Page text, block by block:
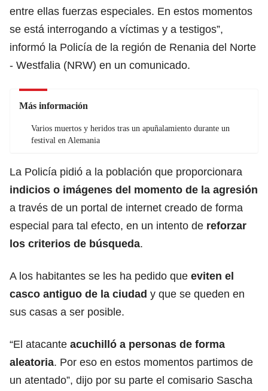
entre ellas fuerzas especiales. En estos momentos
se está interrogando a víctimas y a testigos”,
informó la Policía de la región de Renania del Norte
- Westfalia (NRW) en un comunicado.
Más información
Varios muertos y heridos tras un apuñalamiento durante un
festival en Alemania
La Policía pidió a la población que proporcionara
indicios o imágenes del momento de la agresión
a través de un portal de internet creado de forma
especial para tal efecto, en un intento de reforzar
los criterios de búsqueda.
A los habitantes se les ha pedido que eviten el
casco antiguo de la ciudad y que se queden en
sus casas a ser posible.
“El atacante acuchilló a personas de forma
aleatoria. Por eso en estos momentos partimos de
un atentado”, dijo por su parte el comisario Sascha